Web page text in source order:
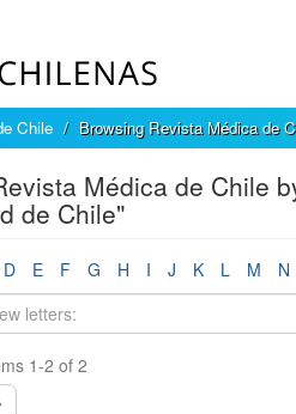
Chile Browsing Revista Médica de
Médica de Chile
de Chile"
D E F G H I J K L M N
1-2 of 2